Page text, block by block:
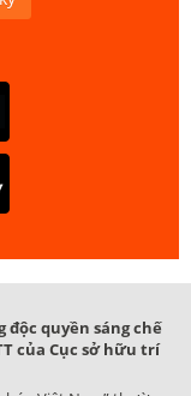
độc quyền sáng chế
của Cục sở hữu trí